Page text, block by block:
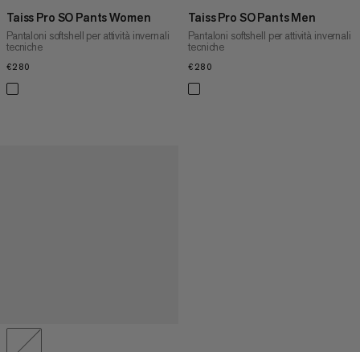
Taiss Pro SO Pants Women
Pantaloni softshell per attività invernali
tecniche
€280
Taiss Pro SO Pants Men
Pantaloni softshell per attività invernali
tecniche
€280